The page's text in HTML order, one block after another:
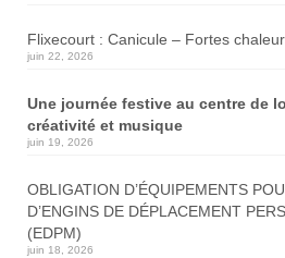
Flixecourt : Canicule – Fortes
juin 22, 2026
Une journée festive au centre de
créativité et musique
juin 19, 2026
OBLIGATION D’ÉQUIPEMENTS
D’ENGINS DE DÉPLACEMENT
(EDPM)
juin 18, 2026